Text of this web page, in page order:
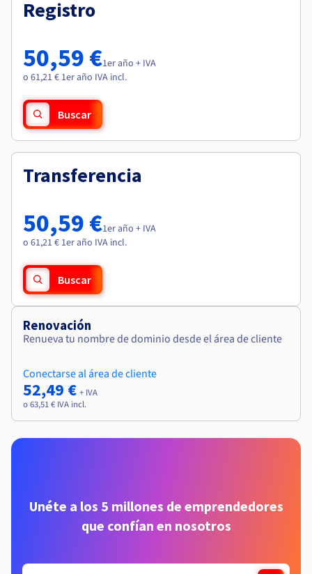
Precios
Roadmap & Changelog
Observabilidad
Roadmap y Changelog
Roadmap & Changelog
Roadmap & Changelog
Roadmap & Changelog
Registro
50,59 €1er año + IVA
o 61,21 € 1er año IVA incl.
Buscar
Transferencia
50,59 €1er año + IVA
o 61,21 € 1er año IVA incl.
Buscar
Renovación
Renueva tu nombre de dominio desde el área de cliente
Conectarse al área de cliente
52,49 € + IVA
o 63,51 € IVA incl.
Unéte a los 5 millones de emprendedores
que confían en nosotros